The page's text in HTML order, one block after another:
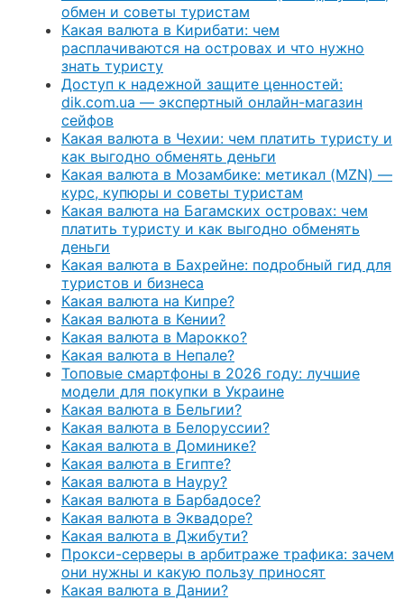
обмен и советы туристам
Какая валюта в Кирибати: чем
расплачиваются на островах и что нужно
знать туристу
Доступ к надежной защите ценностей:
dik.com.ua — экспертный онлайн-магазин
сейфов
Какая валюта в Чехии: чем платить туристу и
как выгодно обменять деньги
Какая валюта в Мозамбике: метикал (MZN) —
курс, купюры и советы туристам
Какая валюта на Багамских островах: чем
платить туристу и как выгодно обменять
деньги
Какая валюта в Бахрейне: подробный гид для
туристов и бизнеса
Какая валюта на Кипре?
Какая валюта в Кении?
Какая валюта в Марокко?
Какая валюта в Непале?
Топовые смартфоны в 2026 году: лучшие
модели для покупки в Украине
Какая валюта в Бельгии?
Какая валюта в Белоруссии?
Какая валюта в Доминике?
Какая валюта в Египте?
Какая валюта в Науру?
Какая валюта в Барбадосе?
Какая валюта в Эквадоре?
Какая валюта в Джибути?
Прокси-серверы в арбитраже трафика: зачем
они нужны и какую пользу приносят
Какая валюта в Дании?